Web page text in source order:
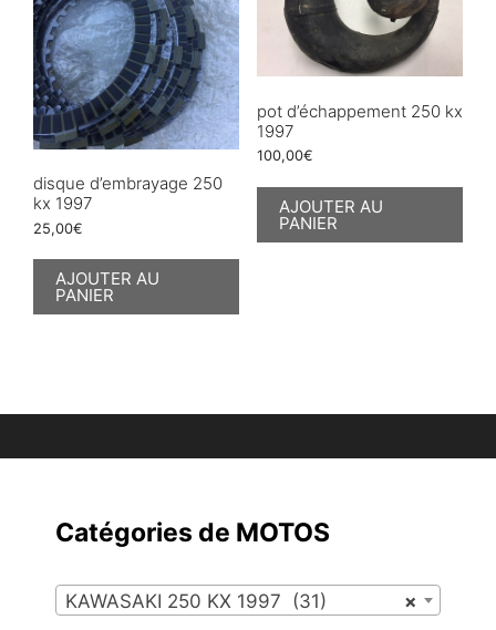
disque d’embrayage 250
kx 1997
25,00€
AJOUTER AU
PANIER
pot d’échappement 250 kx
1997
100,00€
AJOUTER AU
PANIER
Catégories de MOTOS
×
KAWASAKI 250 KX 1997 (31)